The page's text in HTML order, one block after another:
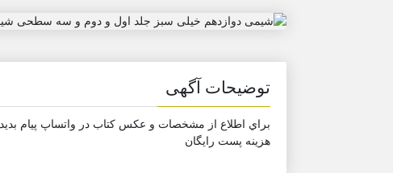
توضیحات آگهی
براي اطلاع از مشخصات و عكس كتاب در واتساپ پيام بديد.
هزينه پست رايگان